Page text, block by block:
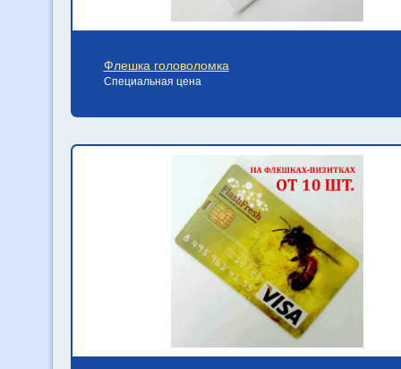
Флешка головоломка
Специальная цена